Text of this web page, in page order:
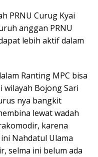
PRNU Curug Kyai
anggan PRNU
lebih aktif dalam
Ranting MPC bisa
Bojong Sari
nya bangkit
lewat wadah
karena
Nahdatul Ulama
selma ini belum ada